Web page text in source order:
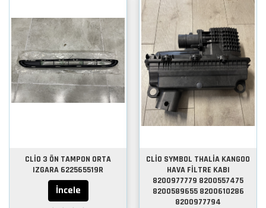
CLİO 3 ÖN TAMPON ORTA
IZGARA 622565519R
İncele
CLİO SYMBOL THALİA KANGOO
HAVA FİLTRE KABI
8200977779 8200557475
8200589655 8200610286
8200977794